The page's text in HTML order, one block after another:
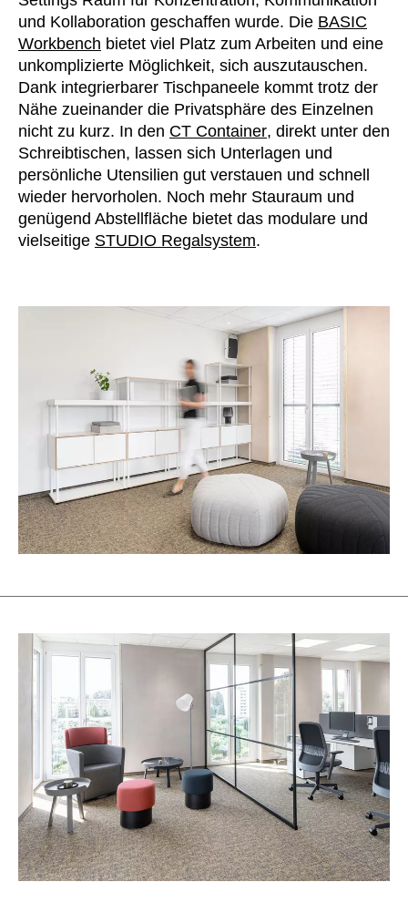
Slowenien(SI)
Spanien (ES)
Südafrika
Südkorea(KR)
Taiwan (TW)
Tansania(TZ)
Thailand (TH)
Tschechische Republik
Tunesien(TN)
Vereinigte Arabische Emirate
Ägypten
Österreich
und Kollaboration geschaffen wurde. Die BASIC
Workbench bietet viel Platz zum Arbeiten und eine
unkomplizierte Möglichkeit, sich auszutauschen.
Dank integrierbarer Tischpaneele kommt trotz der
Nähe zueinander die Privatsphäre des Einzelnen
nicht zu kurz. In den CT Container, direkt unter den
Schreibtischen, lassen sich Unterlagen und
persönliche Utensilien gut verstauen und schnell
wieder hervorholen. Noch mehr Stauraum und
genügend Abstellfläche bietet das modulare und
vielseitige STUDIO Regalsystem.